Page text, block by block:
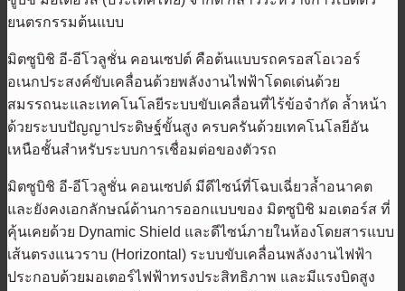
ยนตรกรรมต้นแบบ
มิตซูบิชิ อี-อีโวลูชั่น คอนเซปต์ คือต้นแบบรถครอสโอเวอร์
อเนกประสงค์ขับเคลื่อนด้วยพลังงานไฟฟ้าโดดเด่นด้วย
สมรรถนะและเทคโนโลยีระบบขับเคลื่อนที่ไร้ข้อจำกัด ล้ำหน้า
ด้วยระบบปัญญาประดิษฐ์ขั้นสูง ครบครันด้วยเทคโนโลยีอัน
เหนือชั้นสำหรับระบบการเชื่อมต่อของตัวรถ
มิตซูบิชิ อี-อีโวลูชั่น คอนเซปต์ มีดีไซน์ที่โฉบเฉี่ยวล้ำอนาคต
และยังคงเอกลักษณ์ด้านการออกแบบของ มิตซูบิชิ มอเตอร์ส ที่
คุ้นเคยด้วย Dynamic Shield และดีไซน์ภายในห้องโดยสารแบบ
เส้นตรงแนวราบ (Horizontal) ระบบขับเคลื่อนพลังงานไฟฟ้า
ประกอบด้วยมอเตอร์ไฟฟ้าทรงประสิทธิภาพ และมีแรงบิดสูง